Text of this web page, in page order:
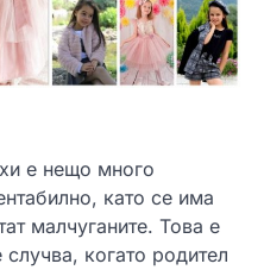
е нещо много
като се има
малчуганите. Това е
когато родител